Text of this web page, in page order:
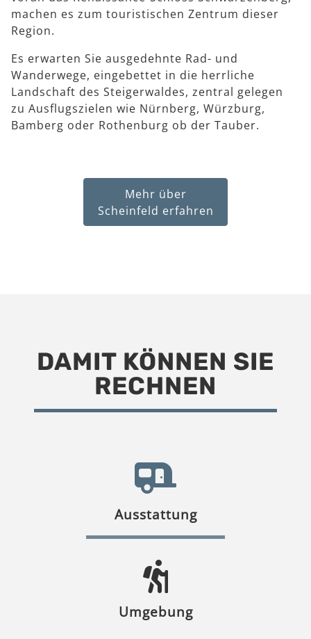
machen es zum touristischen Zentrum dieser
Region.
Es erwarten Sie ausgedehnte Rad- und
Wanderwege, eingebettet in die herrliche
Landschaft des Steigerwaldes, zentral gelegen
zu Ausflugszielen wie Nürnberg, Würzburg,
Bamberg oder Rothenburg ob der Tauber.
Mehr über
Scheinfeld erfahren
DAMIT KÖNNEN SIE
RECHNEN
Ausstattung
Umgebung